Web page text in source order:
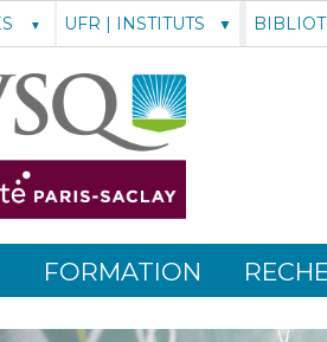
FORMATION
UFR | INSTITUTS